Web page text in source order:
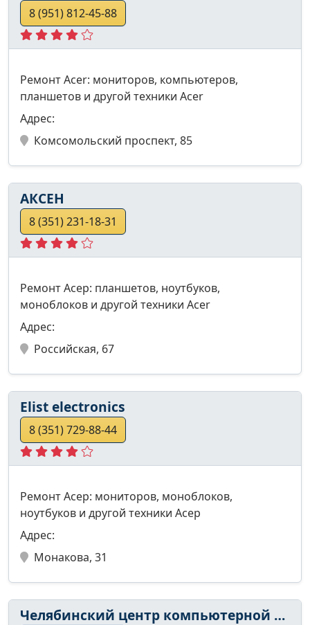
8 (951) 812-45-88
Ремонт Acer: мониторов, компьютеров,
планшетов и другой техники Acer
Адрес:
Комсомольский проспект, 85
АКСЕН
8 (351) 231-18-31
Ремонт Асер: планшетов, ноутбуков,
моноблоков и другой техники Acer
Адрес:
Российская, 67
Elist electronics
8 (351) 729-88-44
Ремонт Асер: мониторов, моноблоков,
ноутбуков и другой техники Асер
Адрес:
Монакова, 31
Челябинский центр компьютерной помощи